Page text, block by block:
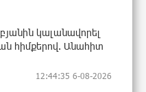
կալանավորել
հիմքերով. Անահիտ
12:44:35 6-08-2026